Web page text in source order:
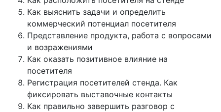
Как выяснить задачи и определить
коммерческий потенциал посетителя
Представление продукта, работа с вопросами
и возражениями
Как оказать позитивное влияние на
посетителя
Регистрация посетителей стенда. Как
фиксировать выставочные контакты
Как правильно завершить разговор с